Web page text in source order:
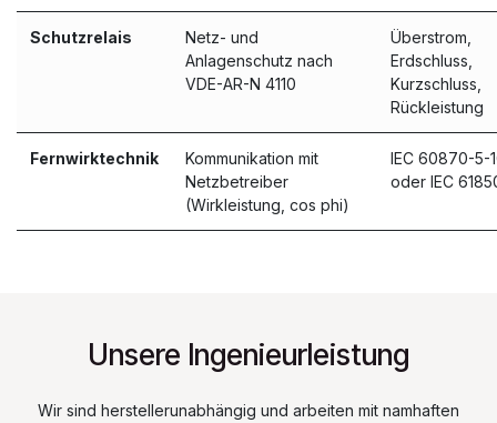
Schutzrelais
Netz- und
Anlagenschutz nach
VDE-AR-N 4110
Überstrom,
Erdschluss,
Kurzschluss,
Rückleistung
Fernwirktechnik
Kommunikation mit
Netzbetreiber
(Wirkleistung, cos phi)
IEC 60870-5-
oder IEC
Unsere Ingenieurleistung
Wir sind herstellerunabhängig und arbeiten mit namhaften